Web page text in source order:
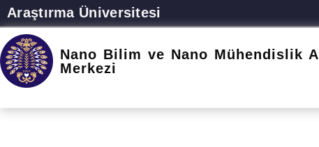
Araştırma Üniversitesi
Nano Bilim ve Nano Mühendislik
Merkezi